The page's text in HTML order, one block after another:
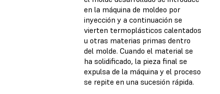
en la máquina de moldeo por
inyección y a continuación se
vierten termoplásticos calentados
u otras materias primas dentro
del molde. Cuando el material se
ha solidificado, la pieza final se
expulsa de la máquina y el proceso
se repite en una sucesión rápida.